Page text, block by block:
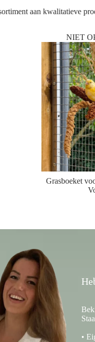
aan kwalitatieve
NIET
Grasboeket
•